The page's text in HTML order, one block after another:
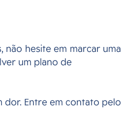
não hesite em marcar uma
um plano de
dor. Entre em contato pelo